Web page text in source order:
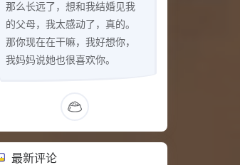
那么长远了，想和我结婚见我
的父母，我太感动了，真的。
那你现在在干嘛，我好想你，
我妈妈说她也很喜欢你。
最新评论